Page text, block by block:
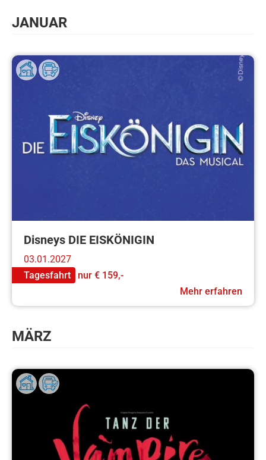
JANUAR
Disneys DIE EISKÖNIGIN
03.01.2027
Tagesfahrt
nur € 159,-
Mehr erfahren
MÄRZ